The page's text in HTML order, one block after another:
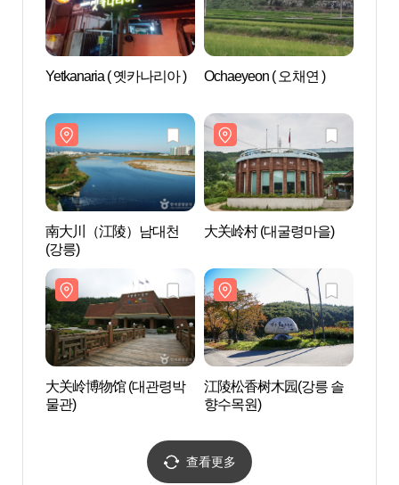
Yetkanaria ( 옛카나리아 ) Ochaeyeon ( 오채연 )
南大川（江陵）남대천
(강릉)
大关岭村 (대굴령마을)
大关岭博物馆 (대관령박
물관)
江陵松香树木园(강릉 솔
향수목원)
查看更多